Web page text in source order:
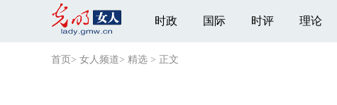
时政 国际 时评 理论
首页 > 女人频道> 精选 > 正文